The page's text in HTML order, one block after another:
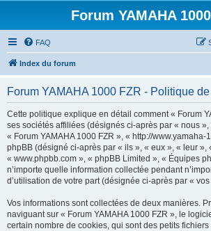
Forum YAMAHA
FAQ
Index du forum
Forum YAMAHA 1000 FZR - Politique
Cette politique explique en détail comment « Forum
ses sociétés affiliées (désignés ci-après par « nous »,
« Forum YAMAHA 1000 FZR », « http://www.yamaha-
phpBB (désigné ci-après par « ils », « eux », « leur »,
« www.phpbb.com », « phpBB Limited », « Équipes
n’importe quelle information collectée pendant
d’utilisation de votre part (désignée ci-après par «
Vos informations sont collectées de deux manières.
naviguant sur « Forum YAMAHA 1000 FZR », le
certain nombre de cookies, qui sont des petits